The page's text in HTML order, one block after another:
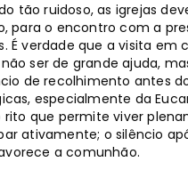
tão ruidoso, as igrejas
para o encontro com a
É verdade que a visita em
ser de grande ajuda,
de recolhimento antes
especialmente da
rito que permite viver
ativamente; o silêncio
a comunhão.